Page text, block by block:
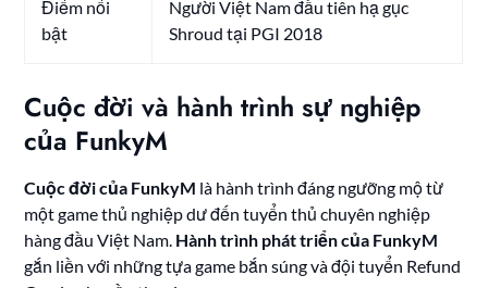
Điểm nổi
bật
Người Việt Nam đầu tiên hạ gục
Shroud tại PGI 2018
Cuộc đời và hành trình sự nghiệp
của FunkyM
Cuộc đời của FunkyM là hành trình đáng ngưỡng mộ từ
một game thủ nghiệp dư đến tuyển thủ chuyên nghiệp
hàng đầu Việt Nam. Hành trình phát triển của FunkyM
gắn liền với những tựa game bắn súng và đội tuyển Refund